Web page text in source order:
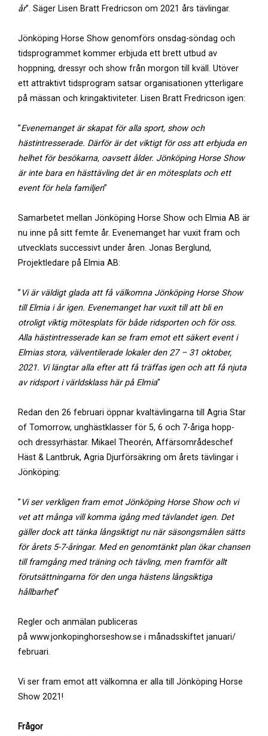
år”. Säger Lisen Bratt Fredricson om 2021 års tävlingar.
Jönköping Horse Show genomförs onsdag-söndag och
tidsprogrammet kommer erbjuda ett brett utbud av
hoppning, dressyr och show från morgon till kväll. Utöver
ett attraktivt tidsprogram satsar organisationen ytterligare
på mässan och kringaktiviteter. Lisen Bratt Fredricson igen:
”Evenemanget är skapat för alla sport, show och
hästintresserade. Därför är det viktigt för oss att erbjuda en
helhet för besökarna, oavsett ålder. Jönköping Horse Show
är inte bara en hästtävling det är en mötesplats och ett
event för hela familjen”
Samarbetet mellan Jönköping Horse Show och Elmia AB är
nu inne på sitt femte år. Evenemanget har vuxit fram och
utvecklats successivt under åren. Jonas Berglund,
Projektledare på Elmia AB:
”Vi är väldigt glada att få välkomna Jönköping Horse Show
till Elmia i år igen. Evenemanget har vuxit till att bli en
otroligt viktig mötesplats för både ridsporten och för oss.
Alla hästintresserade kan se fram emot ett säkert event i
Elmias stora, välventilerade lokaler den 27 – 31 oktober,
2021. Vi längtar alla efter att få träffas igen och att få njuta
av ridsport i världsklass här på Elmia”
Redan den 26 februari öppnar kvaltävlingarna till Agria Star
of Tomorrow, unghästklasser för 5, 6 och 7-åriga hopp-
och dressyrhästar. Mikael Theorén, Affärsområdeschef
Häst & Lantbruk, Agria Djurförsäkring om årets tävlingar i
Jönköping:
”Vi ser verkligen fram emot Jönköping Horse Show och vi
vet att många vill komma igång med tävlandet igen. Det
gäller dock att tänka långsiktigt nu när säsongsmålen sätts
för årets 5-7-åringar. Med en genomtänkt plan ökar chansen
till framgång med träning och tävling, men framför allt
förutsättningarna för den unga hästens långsiktiga
hållbarhet”
Regler och anmälan publiceras
på www.jonkopinghorseshow.se i månadsskiftet januari/
februari.
Vi ser fram emot att välkomna er alla till Jönköping Horse
Show 2021!
Frågor